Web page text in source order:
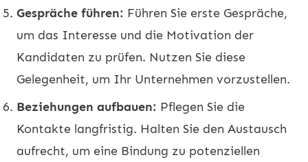
Gespräche führen: Führen Sie erste Gespräche,
um das Interesse und die Motivation der
Kandidaten zu prüfen. Nutzen Sie diese
Gelegenheit, um Ihr Unternehmen vorzustellen.
Beziehungen aufbauen: Pflegen Sie die
Kontakte langfristig. Halten Sie den Austausch
aufrecht, um eine Bindung zu potenziellen